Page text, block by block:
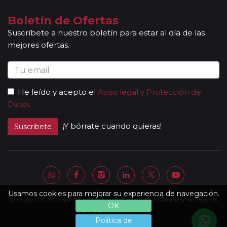
Usamos cookies para mejorar su experiencia de navegación.
OK
Política de
locales que le permitirán conocer más a fondo la
cultura de los lugares visitados. En ocasiones, los
grupos son bilingües (normalmente español y
portugués), en estos casos nuestros guías
acompañantes podrán dar las explicaciones en dos
idiomas diferentes. Según circuito, le atenderá en su
guía-acompañante en función de la etapa. Los guías
acompañantes siempre estarán presentes en los
paseos incluidos, pero poseen múltiples funciones y
deben dedicación a la totalidad del grupo y no a una
guías pueden encontrarse realizando funciones bien
de coordinación, bien para otros grupos diferentes y
por tanto no estar disponibles en un momento
Al completar el pago de su viaje y una vez le
enviemos la documentación, se le facilitará una
Boletín de Ofertas
Suscríbete a nuestro boletín para estar al día de las
mejores ofertas.
He leído y acepto el Aviso legal y Protección de
Datos
Suscribete ¡Y bórrate cuando quieras!
© Viajata 2026 Todos los derechos reservados | Título-licencia de Agencia
de Viajes C.I.AN 18841-3.